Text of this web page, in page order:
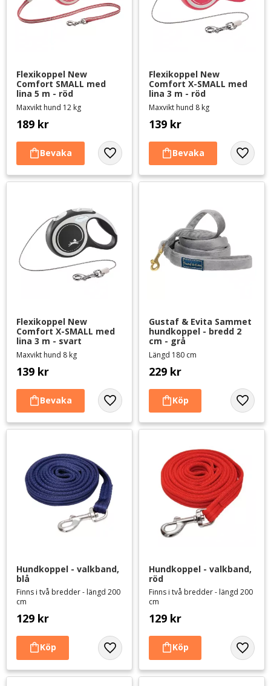
Flexikoppel New
Comfort SMALL med
lina 5 m - röd
Maxvikt hund 12 kg
189 kr
Lägg till i favoriter
Flexikoppel New
Comfort X-SMALL med
lina 3 m - röd
Maxvikt hund 8 kg
139 kr
Lägg
Flexikoppel New
Comfort X-SMALL med
lina 3 m - svart
Maxvikt hund 8 kg
139 kr
Lägg till i favoriter
Gustaf & Evita Sammet
hundkoppel - bredd 2
cm - grå
Längd 180 cm
229 kr
Lägg
Hundkoppel - valkband,
blå
Finns i två bredder - längd 200
cm
129 kr
Lägg till i favoriter
Hundkoppel - valkband,
röd
Finns i två bredder - längd 200
cm
129 kr
Lägg